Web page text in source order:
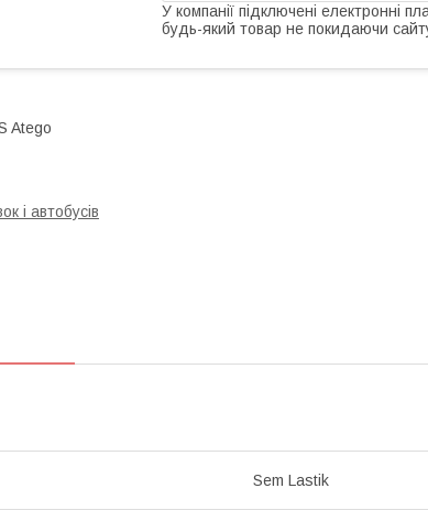
У компанії підключені електронні
будь-який товар не покидаючи
Atego
і автобусів
Sem Lastik